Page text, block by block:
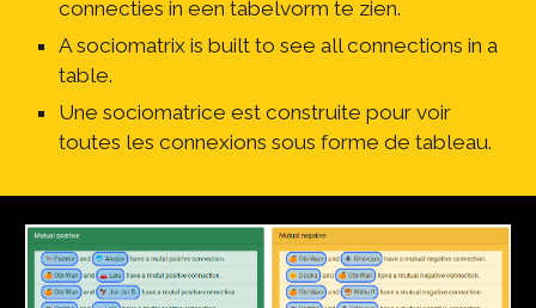
connecties in een tabelvorm te zien.
A sociomatrix is built to see all connections in a
table.
Une sociomatrice est construite pour voir
toutes les connexions sous forme de tableau.